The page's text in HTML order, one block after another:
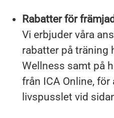
Rabatter för
Vi erbjuder våra
rabatter på träning
Wellness samt på
från ICA Online,
livspusslet vid